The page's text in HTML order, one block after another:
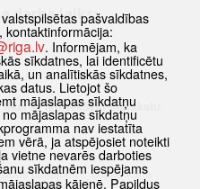
darba laiks:
ar iepriekšēju pierakstu.
jautājumi
Lapas karte
pašvaldības
. Informējam, ka
sīkdatnes, lai identificētu
un analītiskās sīkdatnes,
datus. Lietojot šo
mājaslapas sīkdatņu
mājaslapas sīkdatņu
nav iestatīta
vērā, ja atspējosiet noteikti
vietne nevarēs darboties
sīkdatnēm iespējams
kājenē. Papildus